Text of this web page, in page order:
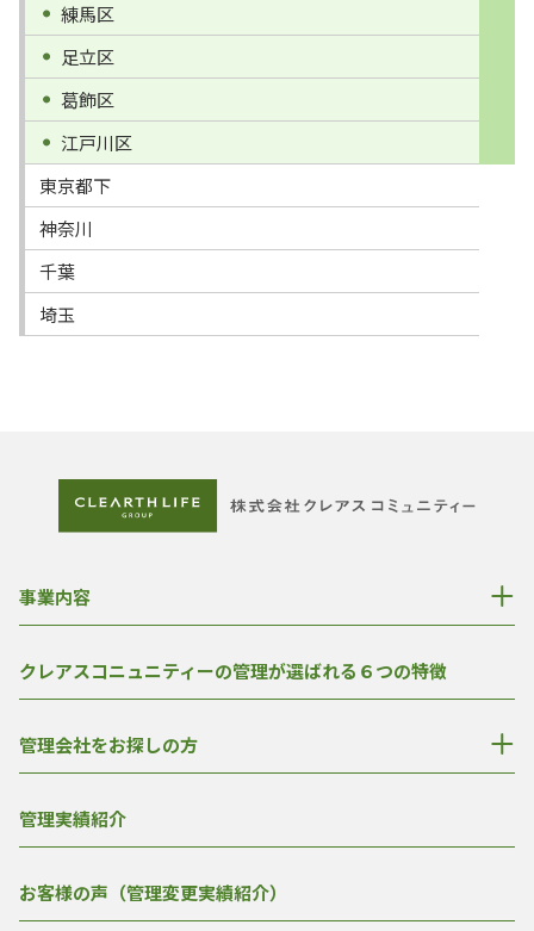
練馬区
足立区
葛飾区
江戸川区
東京都下
神奈川
千葉
埼玉
事業内容
クレアスコニュニティーの管理が選ばれる６つの特徴
管理会社をお探しの方
管理実績紹介
お客様の声（管理変更実績紹介）